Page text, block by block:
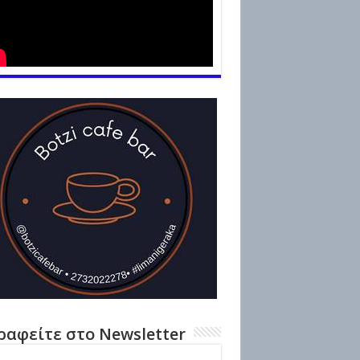
στο Newsletter